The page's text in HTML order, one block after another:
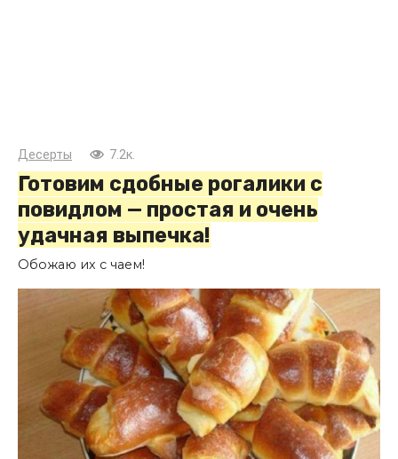
Десерты 7.2к.
Готовим сдобные рогалики с
повидлом — простая и очень
удачная выпечка!
Обожаю их с чаем!